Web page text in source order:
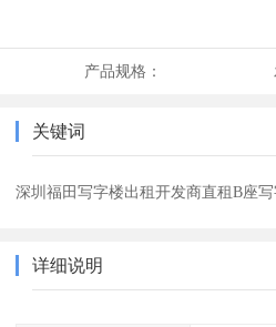
产品规格：
关键词
深圳福田写字楼出租开发商直租B座
详细说明